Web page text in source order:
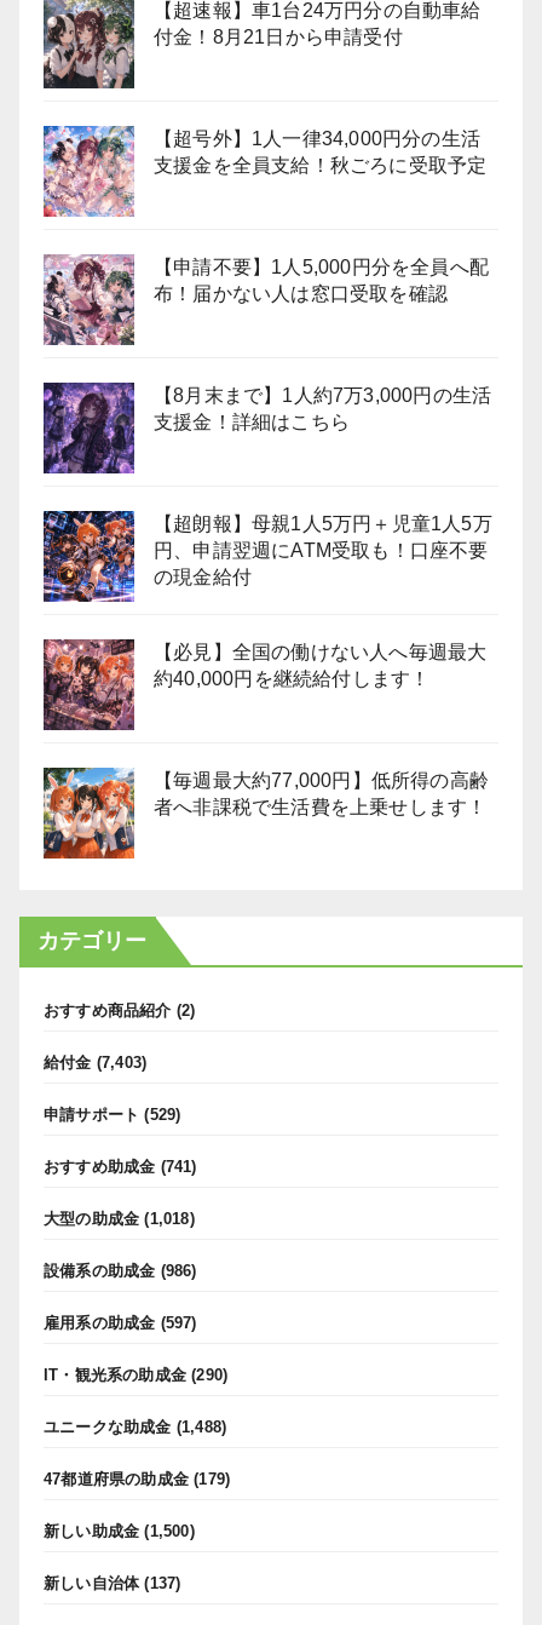
【超速報】車1台24万円分の自動車給
付金！8月21日から申請受付
【超号外】1人一律34,000円分の生活
支援金を全員支給！秋ごろに受取予定
【申請不要】1人5,000円分を全員へ配
布！届かない人は窓口受取を確認
【8月末まで】1人約7万3,000円の生活
支援金！詳細はこちら
【超朗報】母親1人5万円＋児童1人5万
円、申請翌週にATM受取も！口座不要
の現金給付
【必見】全国の働けない人へ毎週最大
約40,000円を継続給付します！
【毎週最大約77,000円】低所得の高齢
者へ非課税で生活費を上乗せします！
カテゴリー
おすすめ商品紹介 (2)
給付金 (7,403)
申請サポート (529)
おすすめ助成金 (741)
大型の助成金 (1,018)
設備系の助成金 (986)
雇用系の助成金 (597)
IT・観光系の助成金 (290)
ユニークな助成金 (1,488)
47都道府県の助成金 (179)
新しい助成金 (1,500)
新しい自治体(137)